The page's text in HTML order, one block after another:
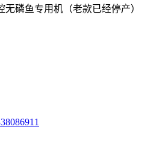
无磷鱼专用机（老款已经停产）